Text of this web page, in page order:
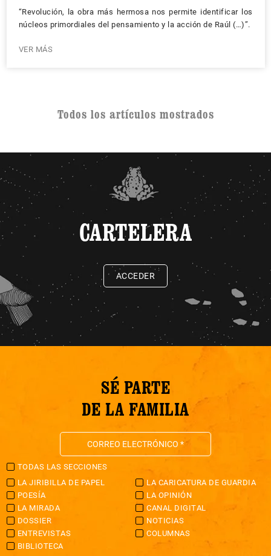
“Revolución, la obra más hermosa nos permite identificar los
núcleos primordiales del pensamiento y la acción de Raúl (…)”.
VER MÁS
Todos los artículos mostrados
CARTELERA
ACCEDER
SÉ PARTE
DE LA FAMILIA
TODAS LAS SECCIONES
LA JIRIBILLA DE PAPEL
LA CARICATURA DE GUARDIA
POESÍA
LA OPINIÓN
LA MIRADA
CANAL DIGITAL
DOSSIER
NOTICIAS
ENTREVISTAS
COLUMNAS
BIBLIOTECA